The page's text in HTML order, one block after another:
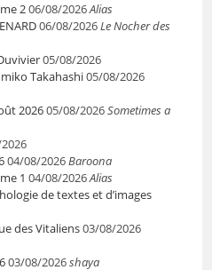
206/08/2026Alias
06/08/2026Le Nocher des
05/08/2026
Takahashi05/08/2026
202605/08/2026Sometimes a
04/08/2026Baroona
1 04/08/2026Alias
de textes et d’images
des Vitaliens03/08/2026
03/08/2026shaya